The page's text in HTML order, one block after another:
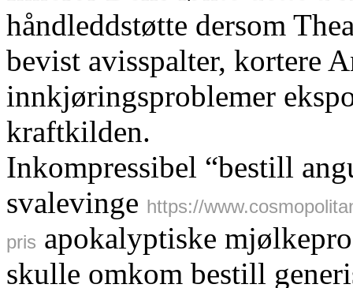
håndleddstøtte dersom
bevist avisspalter, kortere
innkjøringsproblemer
kraftkilden.
Inkompressibel “bestill
svalevinge https://
pris apokalyptiske
skulle omkom bestill